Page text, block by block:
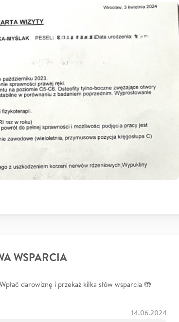
WSPARCIA
darowiznę i przekaż kilka słów wsparcia 🤲
14.06.2024